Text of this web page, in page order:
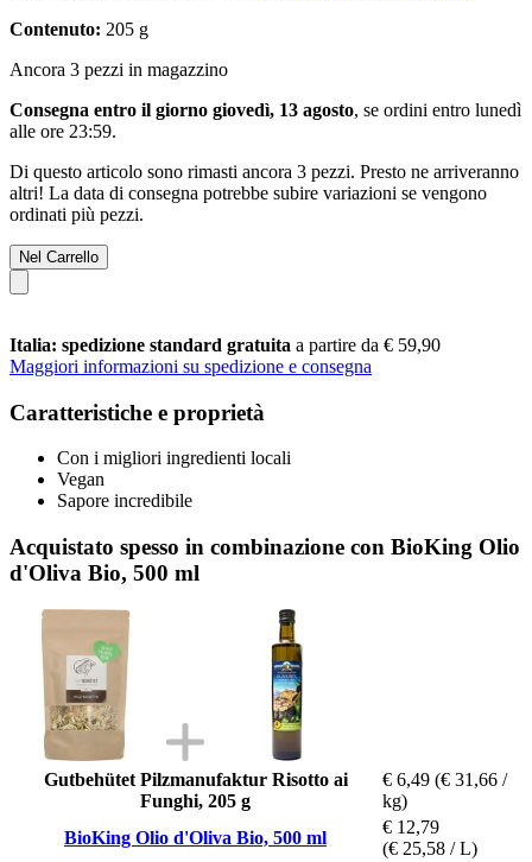
Contenuto: 205 g
Ancora 3 pezzi in magazzino
Consegna entro il giorno giovedì, 13 agosto, se ordini entro lunedì
alle ore 23:59.
Di questo articolo sono rimasti ancora 3 pezzi. Presto ne arriveranno
altri! La data di consegna potrebbe subire variazioni se vengono
ordinati più pezzi.
Nel Carrello
Italia: spedizione standard gratuita a partire da € 59,90
Maggiori informazioni su spedizione e consegna
Caratteristiche e proprietà
Con i migliori ingredienti locali
Vegan
Sapore incredibile
Acquistato spesso in combinazione con BioKing Olio
d'Oliva Bio, 500 ml
Gutbehütet Pilzmanufaktur Risotto ai
Funghi, 205 g
€ 6,49 (€ 31,66 /
kg)
BioKing Olio d'Oliva Bio, 500 ml
€ 12,79
(€ 25,58 / L)